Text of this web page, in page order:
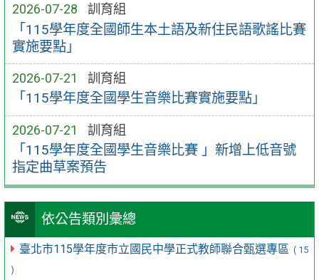
2026-07-28 訓育組
「115學年度全國師生本土語及新住民語歌謠比賽
實施要點」
2026-07-21 訓育組
「115學年度全國學生音樂比賽實施要點」
2026-07-21 訓育組
「115學年度全國學生音樂比賽 」新增上低音號
指定曲草案預告
依公告類別彙總
臺北市115學年度市立國民中學正式教師聯合甄選專區 ( 15
)